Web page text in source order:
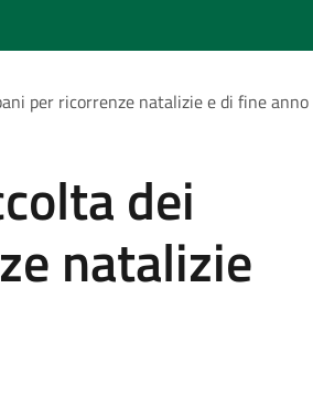
per ricorrenze natalizie e di fine anno
dei
natalizie